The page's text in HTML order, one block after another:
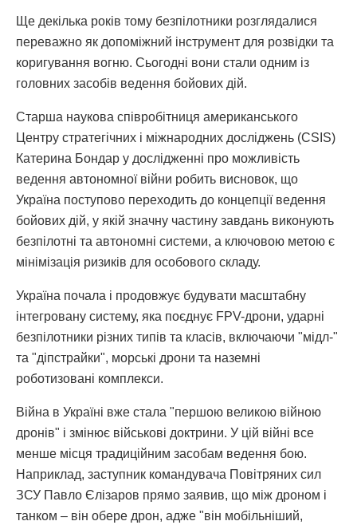
Ще декілька років тому безпілотники розглядалися
переважно як допоміжний інструмент для розвідки та
коригування вогню. Сьогодні вони стали одним із
головних засобів ведення бойових дій.
Старша наукова співробітниця американського
Центру стратегічних і міжнародних досліджень (CSIS)
Катерина Бондар у дослідженні про можливість
ведення автономної війни робить висновок, що
Україна поступово переходить до концепції ведення
бойових дій, у якій значну частину завдань виконують
безпілотні та автономні системи, а ключовою метою є
мінімізація ризиків для особового складу.
Україна почала і продовжує будувати масштабну
інтегровану систему, яка поєднує FPV-дрони, ударні
безпілотники різних типів та класів, включаючи "мідл-"
та "діпстрайки", морські дрони та наземні
роботизовані комплекси.
Війна в Україні вже стала "першою великою війною
дронів" і змінює військові доктрини. У цій війні все
менше місця традиційним засобам ведення бою.
Наприклад, заступник командувача Повітряних сил
ЗСУ Павло Єлізаров прямо заявив, що між дроном і
танком – він обере дрон, адже "він мобільніший,